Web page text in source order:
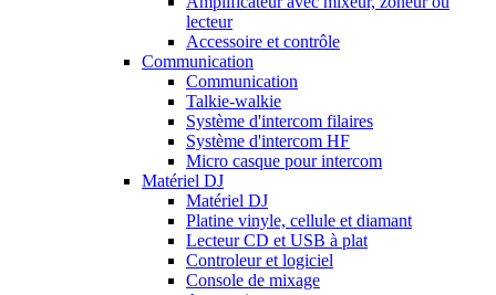
lecteur
Accessoire et contrôle
Communication
Communication
Talkie-walkie
Système d'intercom filaires
Système d'intercom HF
Micro casque pour intercom
Matériel DJ
Matériel DJ
Platine vinyle, cellule et diamant
Lecteur CD et USB à plat
Controleur et logiciel
Console de mixage